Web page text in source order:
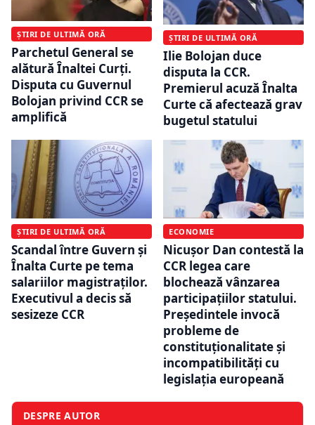
ȘTIRI DE ULTIMĂ ORĂ
Parchetul General se
alătură Înaltei Curți.
Disputa cu Guvernul
Bolojan privind CCR se
amplifică
ȘTIRI DE ULTIMĂ ORĂ
Ilie Bolojan duce
disputa la CCR.
Premierul acuză Înalta
Curte că afectează grav
bugetul statului
ȘTIRI DE ULTIMĂ ORĂ
Scandal între Guvern și
Înalta Curte pe tema
salariilor magistraților.
Executivul a decis să
sesizeze CCR
ECONOMIE
Nicușor Dan contestă la
CCR legea care
blochează vânzarea
participațiilor statului.
Președintele invocă
probleme de
constituționalitate și
incompatibilități cu
legislația europeană
DESPRE AUTOR